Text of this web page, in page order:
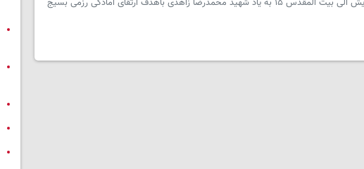
روابط عمومی سپاه بیت المقدس کردستان از برگزاری رزمایش الی بیت المقدس ۱۵ به یاد شهید محمدرضا زاهدی باهدف ارتقای آمادگی رزمی بسیج